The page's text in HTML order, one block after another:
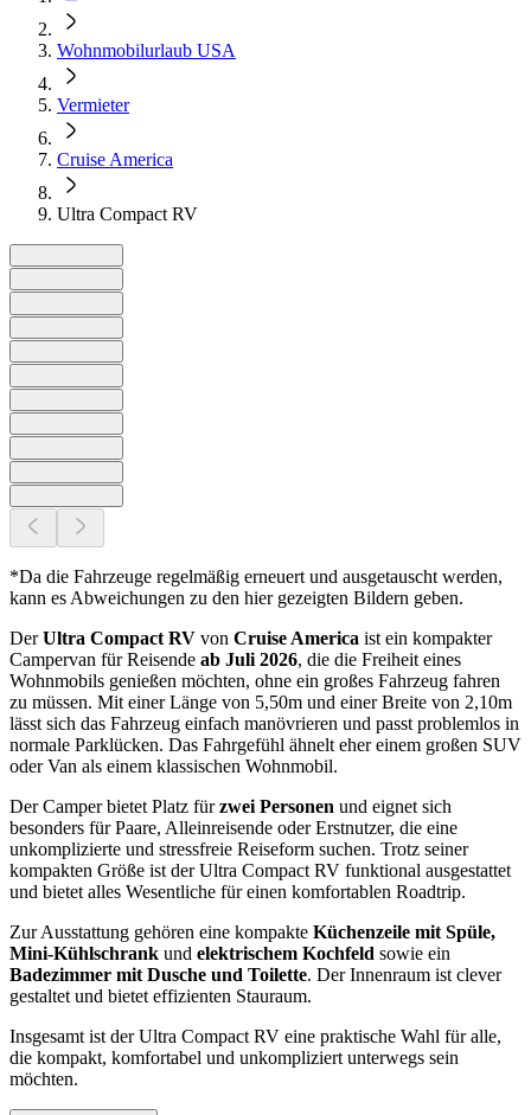
Wohnmobilurlaub USA
Vermieter
Cruise America
Ultra Compact RV
*Da die Fahrzeuge regelmäßig erneuert und ausgetauscht werden,
kann es Abweichungen zu den hier gezeigten Bildern geben.
DerUltra Compact RV von Cruise America ist ein kompakter
Campervan für Reisende ab Juli 2026, die die Freiheit eines
Wohnmobils genießen möchten, ohne ein großes Fahrzeug fahren
zu müssen. Mit einer Länge von 5,50m und einer Breite von 2,10m
lässt sich das Fahrzeug einfach manövrieren und passt problemlos in
normale Parklücken. Das Fahrgefühl ähnelt eher einem großen SUV
oder Van als einem klassischen Wohnmobil.
Der Camper bietet Platz fürzwei Personen und eignet sich
besonders für Paare, Alleinreisende oder Erstnutzer, die eine
unkomplizierte und stressfreie Reiseform suchen. Trotz seiner
kompakten Größe ist der Ultra Compact RV funktional ausgestattet
und bietet alles Wesentliche für einen komfortablen Roadtrip.
Zur Ausstattung gehören eine kompakte Küchenzeile mit Spüle,
Mini-Kühlschrank und elektrischem Kochfeld sowie ein
Badezimmer mit Dusche und Toilette. Der Innenraum ist clever
gestaltet und bietet effizienten Stauraum.
Insgesamt ist der Ultra Compact RV eine praktische Wahl für alle,
die kompakt, komfortabel und unkompliziert unterwegs sein
möchten.